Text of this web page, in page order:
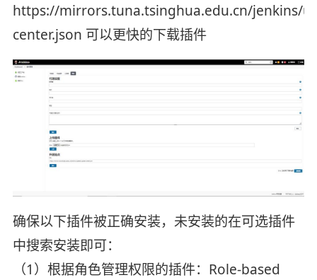
https://mirrors.tuna.tsinghua.edu.cn/jenkins/
center.json 可以更快的下载插件
确保以下插件被正确安装，未安装的在可选插件
中搜索安装即可：
（1）根据角色管理权限的插件：Role-based